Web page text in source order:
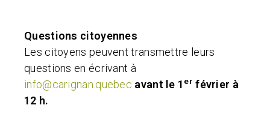
Questions citoyennes
Les citoyens peuvent transmettre leurs
questions en écrivant à
info@carignan.quebec avant le 1 er février à
12 h.